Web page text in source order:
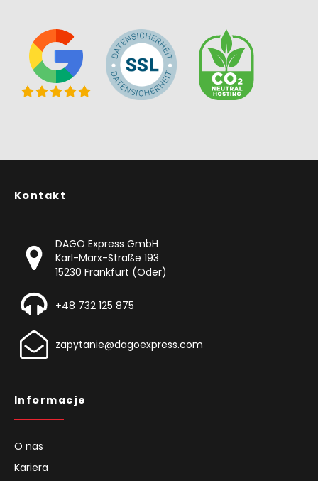
Kontakt
DAGO Express GmbH
Karl-Marx-Straße 193
15230 Frankfurt (Oder)
+48 732 125 875
zapytanie@dagoexpress.com
Informacje
O nas
Kariera